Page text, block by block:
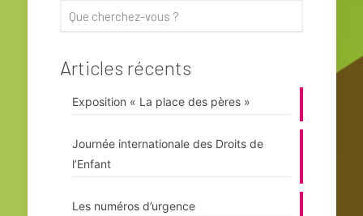
Articles récents
Exposition « La place des pères »
Journée internationale des Droits de
l’Enfant
Les numéros d’urgence